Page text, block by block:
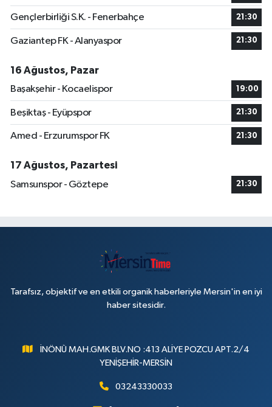
Gençlerbirliği S.K. - Fenerbahçe 21:30
Gaziantep FK - Alanyaspor 21:30
16 Ağustos, Pazar
Başakşehir - Kocaelispor
19:00
Beşiktaş - Eyüpspor 21:30
Amed - Erzurumspor FK 21:30
17 Ağustos, Pazartesi
Samsunspor - Göztepe
21:30
Tarafsız, objektif ve en etkili organik haberleriyle Mersin'in en iyi
haber sitesidir.
İNÖNÜ MAH.GMK BLV.NO :413 ALİYE POZCU APT.2/4
YENİŞEHİR-MERSİN
03243330033